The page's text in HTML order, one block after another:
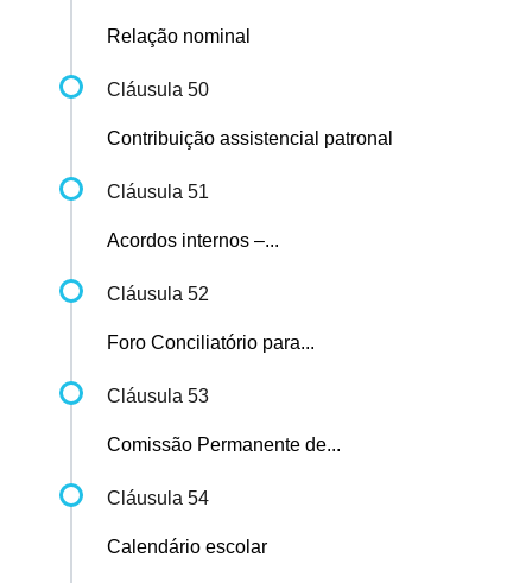
Relação nominal
Cláusula 50
Contribuição assistencial patronal
Cláusula 51
Acordos internos –...
Cláusula 52
Foro Conciliatório para...
Cláusula 53
Comissão Permanente de...
Cláusula 54
Calendário escolar